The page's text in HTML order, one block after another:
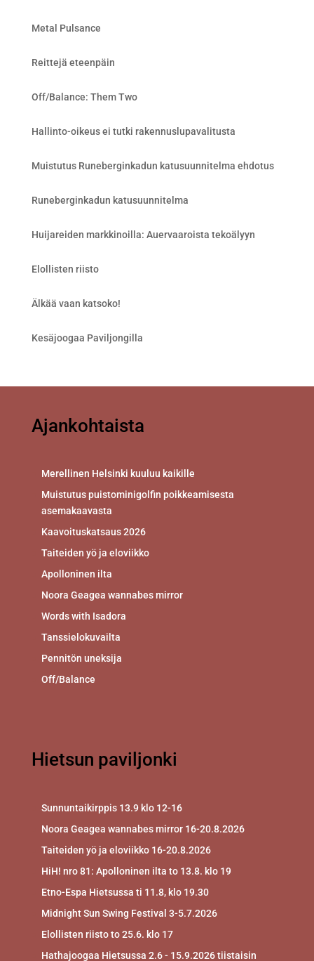
Metal Pulsance
Reittejä eteenpäin
Off/Balance: Them Two
Hallinto-oikeus ei tutki rakennuslupavalitusta
Muistutus Runeberginkadun katusuunnitelma ehdotus
Runeberginkadun katusuunnitelma
Huijareiden markkinoilla: Auervaaroista tekoälyyn
Elollisten riisto
Älkää vaan katsoko!
Kesäjoogaa Paviljongilla
Ajankohtaista
Merellinen Helsinki kuuluu kaikille
Muistutus puistominigolfin poikkeamisesta
asemakaavasta
Kaavoituskatsaus 2026
Taiteiden yö ja eloviikko
Apolloninen ilta
Noora Geagea wannabes mirror
Words with Isadora
Tanssielokuvailta
Pennitön uneksija
Off/Balance
Hietsun paviljonki
Sunnuntaikirppis 13.9 klo 12-16
Noora Geagea wannabes mirror 16-20.8.2026
Taiteiden yö ja eloviikko 16-20.8.2026
HiH! nro 81: Apolloninen ilta to 13.8. klo 19
Etno-Espa Hietsussa ti 11.8, klo 19.30
Midnight Sun Swing Festival 3-5.7.2026
Elollisten riisto to 25.6. klo 17
Hathajoogaa Hietsussa 2.6 - 15.9.2026 tiistaisin